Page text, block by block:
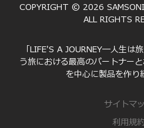
COPYRIGHT © 2026
ALL RIGHTS
「LIFE'S A JOURNEY―人生は
う旅における最高のパートナー
を中心に製品を作り
サイトマ
利用規約